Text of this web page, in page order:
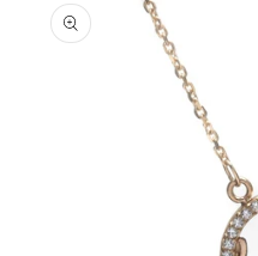
información